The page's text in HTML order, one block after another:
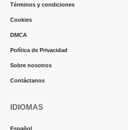
Términos y condiciones
Cookies
DMCA
Política de Privacidad
Sobre nosotros
Contáctanos
IDIOMAS
Español